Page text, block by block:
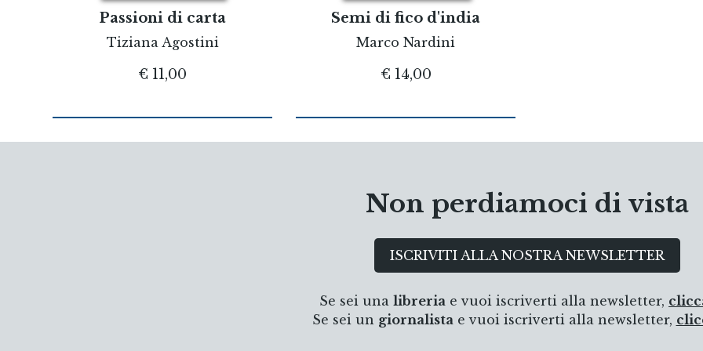
Passioni di carta
Tiziana Agostini
€ 11,00
Semi di fico d'india
Marco Nardini
€ 14,00
Non perdiamoci di vista
ISCRIVITI ALLA NOSTRA NEWSLETTER
Se sei una libreria e vuoi iscriverti alla newsletter,
Se sei un giornalista e vuoi iscriverti alla newsletter,